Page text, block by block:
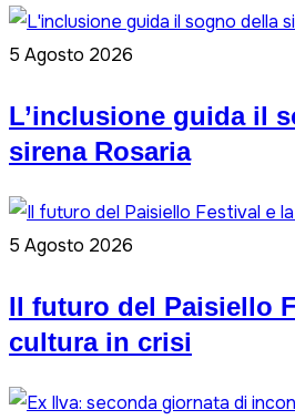
5 Agosto 2026
L’inclusione guida il
sirena Rosaria
5 Agosto 2026
Il futuro del Paisiello
cultura in crisi